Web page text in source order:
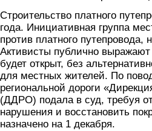
Строительство платного
года. Инициативная группа
против платного путепровода,
Активисты публично выражают
будет открыт, без
для местных жителей. По
региональной дороги
(ДДРО) подала в суд, требуя
нарушения и восстановить
назначено на 1 декабря.